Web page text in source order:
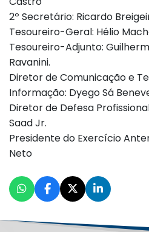
2º Secretário: Ricardo
Tesoureiro-Geral: Hélio
Tesoureiro-Adjunto:
Ravanini.
Diretor de Comunicação e
Informação: Dyego Sá
Diretor de Defesa
Saad Jr.
Presidente do Exercício
Neto